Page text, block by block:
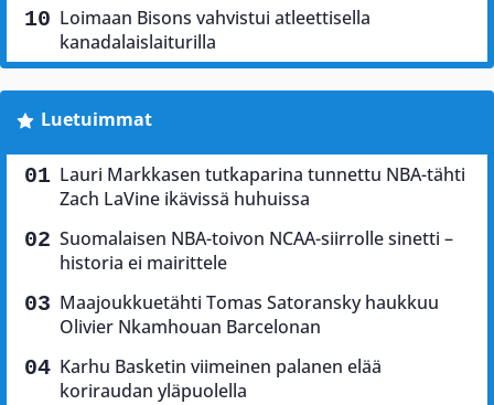
Loimaan Bisons vahvistui atleettisella
kanadalaislaiturilla
Luetuimmat
Lauri Markkasen tutkaparina tunnettu NBA-tähti
Zach LaVine ikävissä huhuissa
Suomalaisen NBA-toivon NCAA-siirrolle sinetti –
historia ei mairittele
Maajoukkuetähti Tomas Satoransky haukkuu
Olivier Nkamhouan Barcelonan
Karhu Basketin viimeinen palanen elää
koriraudan yläpuolella